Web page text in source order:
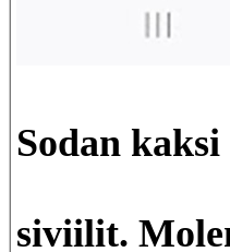
Sodan
siviilit.